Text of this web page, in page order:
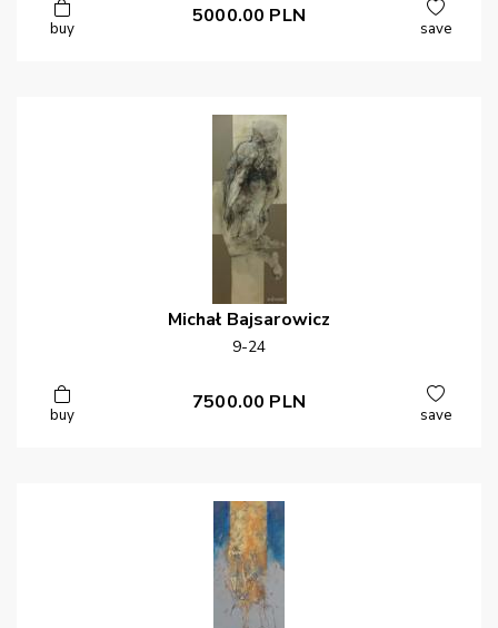
buy
5000.00 PLN
save
Michał Bajsarowicz
9-24
buy
7500.00 PLN
save